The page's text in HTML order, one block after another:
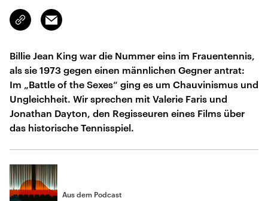
Link
kopieren/teilen
Email
Billie Jean King war die Nummer eins im Frauentennis,
als sie 1973 gegen einen männlichen Gegner antrat:
Im „Battle of the Sexes“ ging es um Chauvinismus und
Ungleichheit. Wir sprechen mit Valerie Faris und
Jonathan Dayton, den Regisseuren eines Films über
das historische Tennisspiel.
Aus dem Podcast